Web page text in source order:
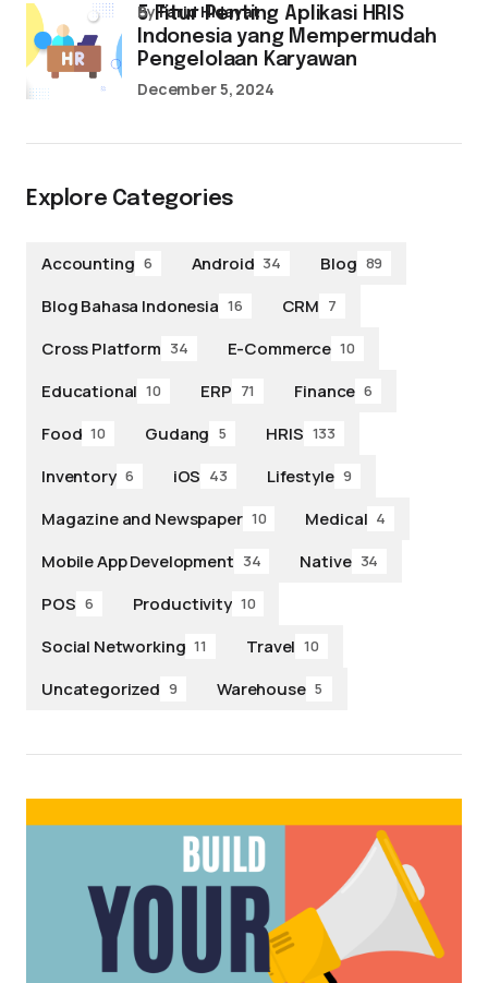
5 Fitur Penting Aplikasi HRIS
Indonesia yang Mempermudah
Pengelolaan Karyawan
byFarid Hidayat
December 5, 2024
Explore Categories
Accounting 6 Android 34 Blog 89
Blog Bahasa Indonesia 16 CRM 7
Cross Platform 34 E-Commerce 10
Educational 10 ERP 71 Finance 6
Food 10 Gudang 5 HRIS 133
Inventory 6 iOS 43 Lifestyle 9
Magazine and Newspaper 10 Medical 4
Mobile App Development 34 Native 34
POS 6 Productivity 10
Social Networking 11 Travel 10
Uncategorized 9 Warehouse 5